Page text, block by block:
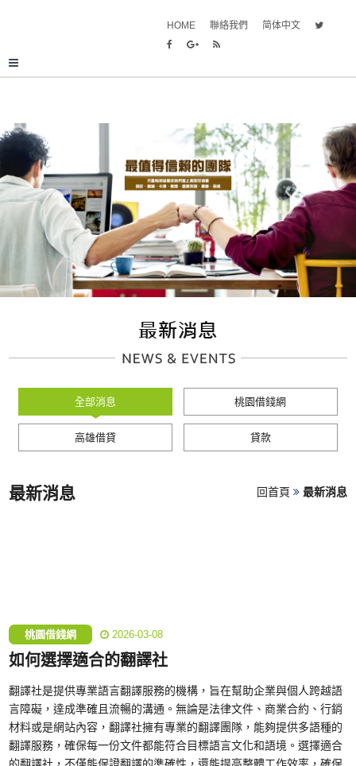
HOME 聯絡我們 简体中文
全部消息 桃園借錢網
高雄借貸 貸款
最新消息 回首頁 最新消息
桃園借錢網 2026-03-08
如何選擇適合的翻譯社
翻譯社是提供專業語言翻譯服務的機構，旨在幫助企業與個人跨越語
言障礙，達成準確且流暢的溝通。無論是法律文件、商業合約、行銷
材料或是網站內容，翻譯社擁有專業的翻譯團隊，能夠提供多語種的
翻譯服務，確保每一份文件都能符合目標語言文化和語境。選擇適合